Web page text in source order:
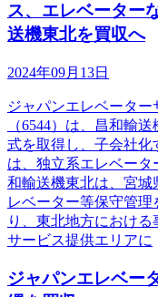
ス、エレベーター
送機東北を買収へ
2024年09月13日
ジャパンエレベータ
（6544）は、昌和輸
式を取得し、子会社化
は、独立系エレベー
和輸送機東北は、宮城
レベーター等保守管
り、東北地方におけ
サービス提供エリアに
ジャパンエレベー